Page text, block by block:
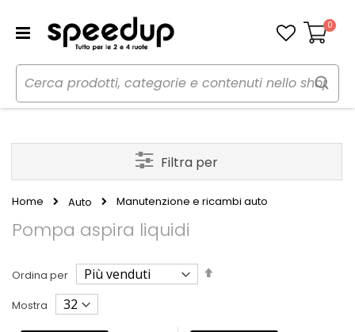
Carrello
0
Home Auto Manutenzione e ricambi auto
Pompa aspira liquidi
Ordina per
Imposta
Mostra
Filtra per